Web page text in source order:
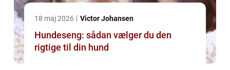
18 maj 2026 Victor Johansen
Hundeseng: sådan vælger du den
rigtige til din hund